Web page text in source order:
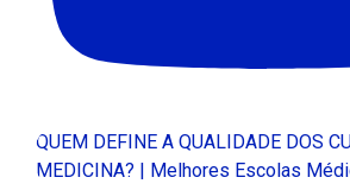
QUEM DEFINE A QUALIDADE DOS
MEDICINA? | Melhores Escolas